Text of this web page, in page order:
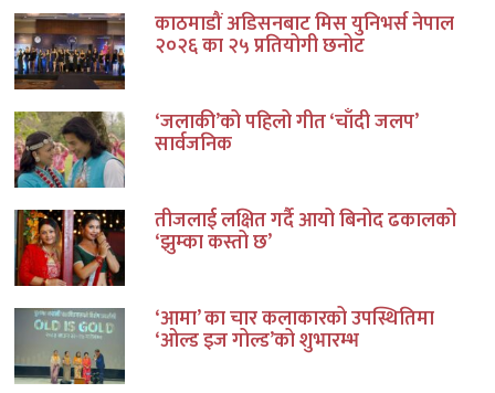
काठमाडौं अडिसनबाट मिस युनिभर्स नेपाल
२०२६ का २५ प्रतियोगी छनोट
‘जलाकी’को पहिलो गीत ‘चाँदी जलप’
सार्वजनिक
तीजलाई लक्षित गर्दै आयो बिनोद ढकालको
‘झुम्का कस्तो छ’
‘आमा’ का चार कलाकारको उपस्थितिमा
‘ओल्ड इज गोल्ड’को शुभारम्भ